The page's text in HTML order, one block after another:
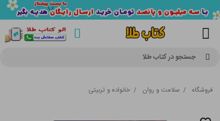
جستجو در کتاب طلا
فروشگاه / سلامت و روان / خانواده و تربیتی